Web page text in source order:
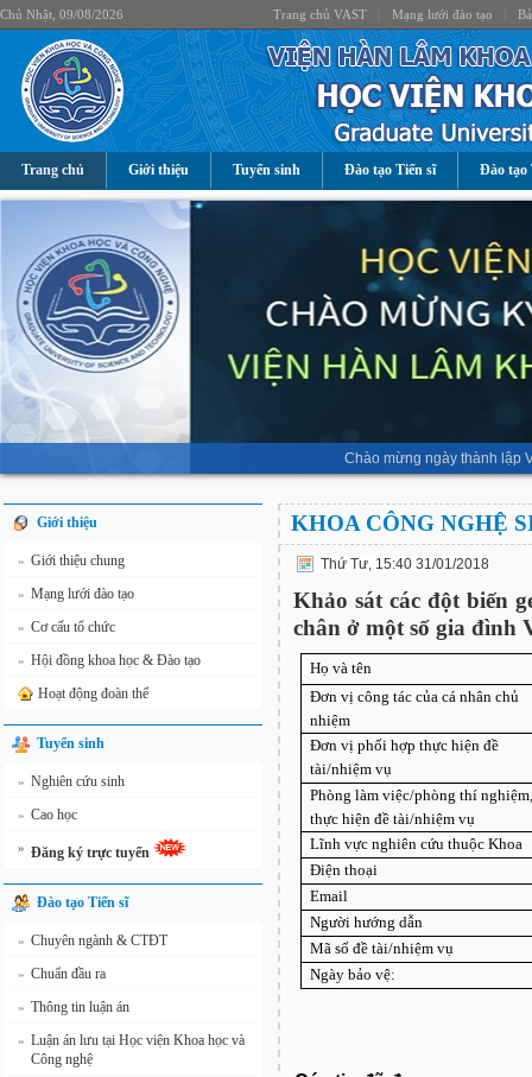
Chủ Nhật, 09/08/2026 Trang chủ VAST Mạng lưới đào tạo
Trang chủ Giới thiệu Tuyển sinh Đào tạo Tiến sĩ Đào tạo
Chào mừng ngày thành lập
Giới thiệu
» Giới thiệu chung
» Mạng lưới đào tạo
» Cơ cấu tổ chức
» Hội đồng khoa học & Đào tạo
Hoạt động đoàn thể
Tuyển sinh
» Nghiên cứu sinh
» Cao học
» Đăng ký trực tuyến
Đào tạo Tiến sĩ
» Chuyên ngành & CTĐT
» Chuẩn đầu ra
» Thông tin luận án
» Luận án lưu tại Học viện Khoa học và
Công nghệ
KHOA CÔNG NGHỆ
Thứ Tư, 15:40 31/01/2018
Khảo sát các đột biến
chân ở một số gia đình
Họ và tên
Đơn vị công tác của cá nhân chủ
nhiệm
Đơn vị phối hợp thực hiện đề
tài/nhiệm vụ
Phòng làm việc/phòng thí
thực hiện đề tài/nhiệm vụ
Lĩnh vực nghiên cứu thuộc Khoa
Điện thoại
Email
Người hướng dẫn
Mã số đề tài/nhiệm vụ
Ngày bảo vệ: